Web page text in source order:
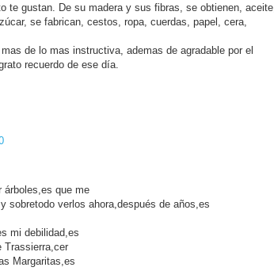
te gustan. De su madera y sus fibras, se obtienen, aceite,
se fabrican, cestos, ropa, cuerdas, papel, cera,
de lo mas instructiva, ademas de agradable por el
recuerdo de ese día.
árboles,es que me
sobretodo verlos ahora,después de años,es
mi debilidad,es
Trassierra,cer
Margaritas,es